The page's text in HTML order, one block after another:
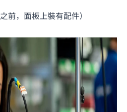
前，面板上裝有配件）